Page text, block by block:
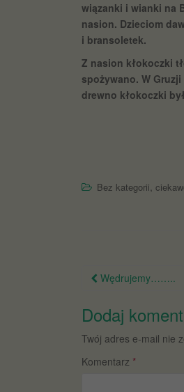
wiązanki i wianki na
nasion. Dzieciom
i bransoletek.
Z nasion kłokoczki
spożywano. W
drewno kłokoczki
Bez kategorii,
Nawigacja
wpisie
Wędrujemy……..
Dodaj
Twój adres e-mail nie
Komentarz *